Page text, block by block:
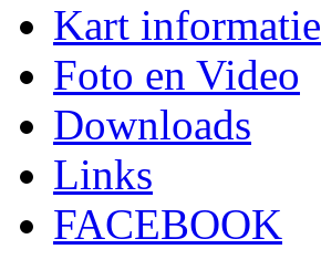
Kart informatie
Foto en Video
Downloads
Links
FACEBOOK